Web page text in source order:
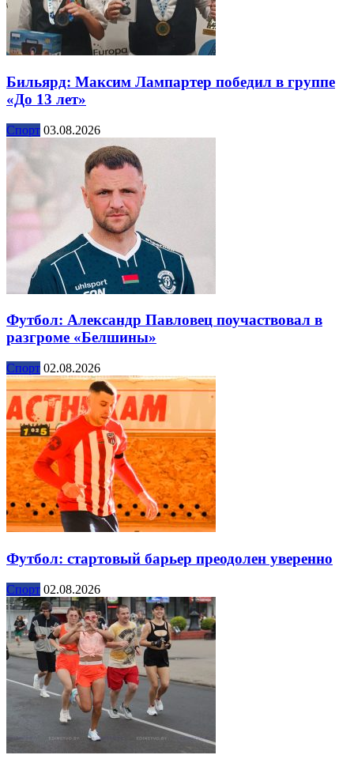
Бильярд: Максим Лампартер победил в группе
«До 13 лет»
Спорт 03.08.2026
Футбол: Александр Павловец поучаствовал в
разгроме «Белшины»
Спорт 02.08.2026
Футбол: стартовый барьер преодолен уверенно
Спорт 02.08.2026